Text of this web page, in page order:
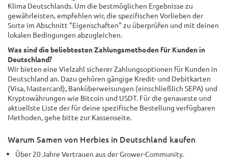
Klima Deutschlands. Um die bestmöglichen Ergebnisse zu
gewährleisten, empfehlen wir, die spezifischen Vorlieben der
Sorte im Abschnitt "Eigenschaften" zu überprüfen und mit deinen
lokalen Bedingungen abzugleichen.
Was sind die beliebtesten Zahlungsmethoden für Kunden in
Deutschland?
Wir bieten eine Vielzahl sicherer Zahlungsoptionen für Kunden in
Deutschland an. Dazu gehören gängige Kredit- und Debitkarten
(Visa, Mastercard), Banküberweisungen (einschließlich SEPA) und
Kryptowährungen wie Bitcoin und USDT. Für die genaueste und
aktuellste Liste der für deine spezifische Bestellung verfügbaren
Methoden, gehe bitte zur Kassenseite.
Warum Samen von Herbies in Deutschland kaufen
Über 20 Jahre Vertrauen aus der Grower-Community.